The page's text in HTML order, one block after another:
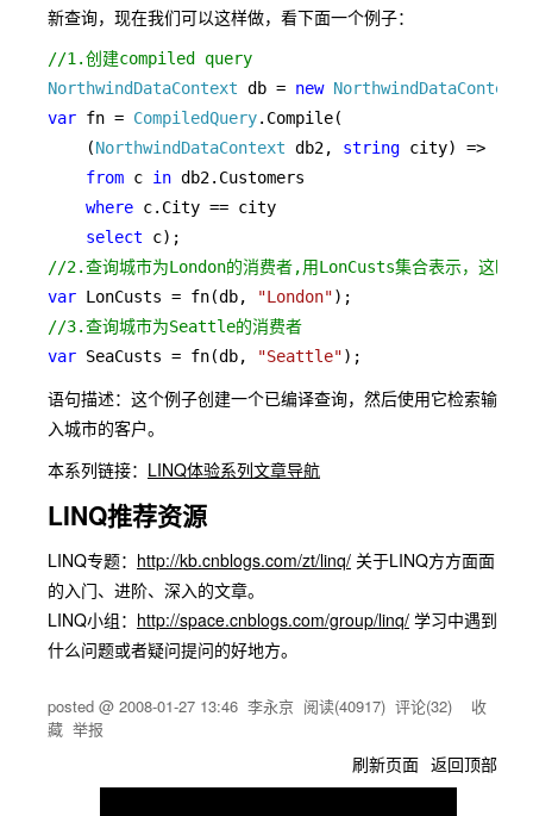
新查询，现在我们可以这样做，看下面一个例子：
NorthwindDataContext db = new NorthwindDataContext
var fn = CompiledQuery.Compile(
    (
NorthwindDataContext db2, string city) =>
from c in db2.Customers
where c.City == city
select
var LonCusts = fn(db, "London"
var SeaCusts = fn(db, "Seattle");
语句描述：这个例子创建一个已编译查询，然后使用它检索输
入城市的客户。
本系列链接： LINQ体验系列文章导航
LINQ推荐资源
LINQ专题： http://kb.cnblogs.com/zt/linq/ 关于LINQ方方面面
的入门、进阶、深入的文章。
LINQ小组： http://space.cnblogs.com/group/linq/ 学习中遇到
什么问题或者疑问提问的好地方。
posted @ 2008-01-27 13:46 李永京 阅读(40917) 评论(32) 收
藏 举报
刷新页面 返回顶部